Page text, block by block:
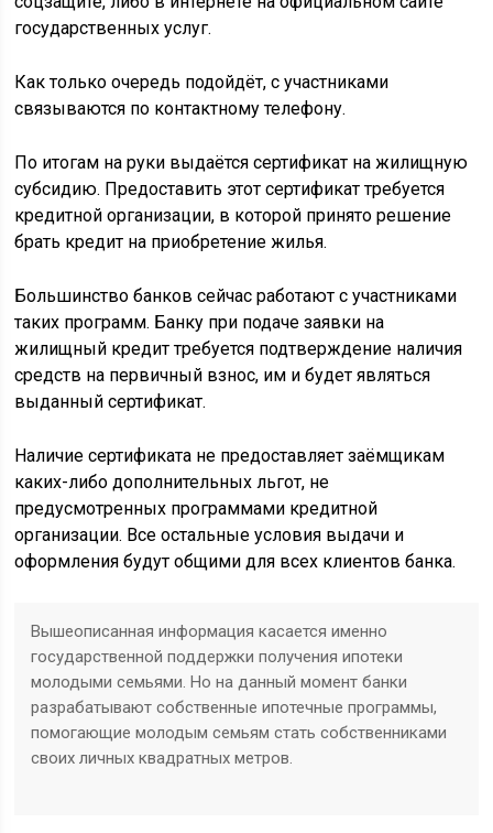
государственных услуг.
Как только очередь подойдёт, с участниками
связываются по контактному телефону.
По итогам на руки выдаётся сертификат на жилищную
субсидию. Предоставить этот сертификат требуется
кредитной организации, в которой принято решение
брать кредит на приобретение жилья.
Большинство банков сейчас работают с участниками
таких программ. Банку при подаче заявки на
жилищный кредит требуется подтверждение наличия
средств на первичный взнос, им и будет являться
выданный сертификат.
Наличие сертификата не предоставляет заёмщикам
каких-либо дополнительных льгот, не
предусмотренных программами кредитной
организации. Все остальные условия выдачи и
оформления будут общими для всех клиентов банка.
Вышеописанная информация касается именно
государственной поддержки получения ипотеки
молодыми семьями. Но на данный момент банки
разрабатывают собственные ипотечные программы,
помогающие молодым семьям стать собственниками
своих личных квадратных метров.